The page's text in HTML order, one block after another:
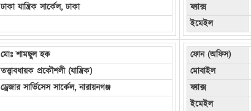
ঢাকা যান্ত্রিক সার্কেল, ঢাকা
ফ্যাক্স
ইমেইল
মোঃ শামছুল হক
তত্ত্বাবধায়ক প্রকৌশলী (যান্ত্রিক)
ড্রেজার সার্ভিসেস সার্কেল, নারায়নগঞ্জ
ফোন (অফিস)
মোবাইল
ফ্যাক্স
ইমেইল